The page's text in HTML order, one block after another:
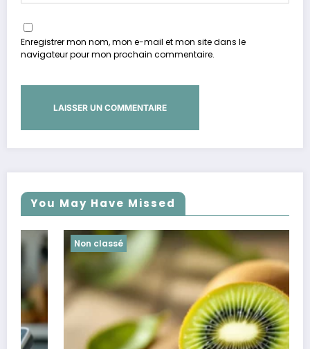
Enregistrer mon nom, mon e-mail et mon site dans le
navigateur pour mon prochain commentaire.
You May Have Missed
Non classé